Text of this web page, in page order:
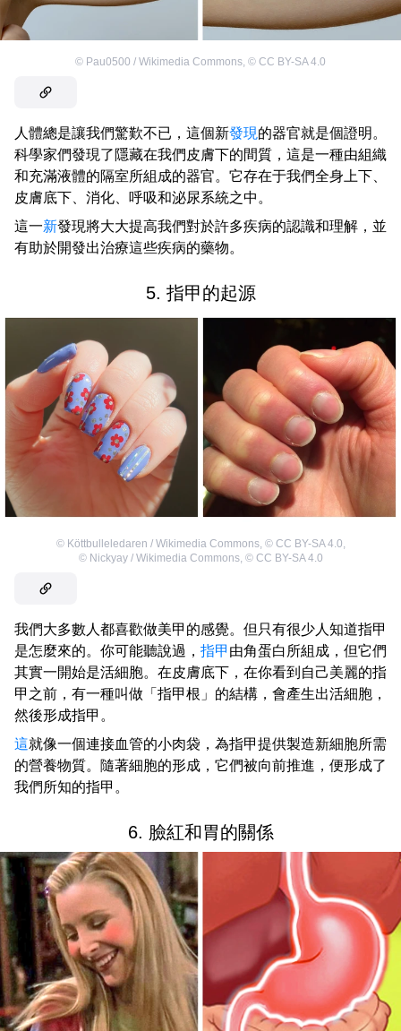
© Pau0500 / Wikimedia Commons, © CC BY-SA 4.0
人體總是讓我們驚歎不已，這個新發現的器官就是個證明。
科學家們發現了隱藏在我們皮膚下的間質，這是一種由組織
和充滿液體的隔室所組成的器官。它存在于我們全身上下、
皮膚底下、消化、呼吸和泌尿系統之中。
這一新發現將大大提高我們對於許多疾病的認識和理解，並
有助於開發出治療這些疾病的藥物。
5. 指甲的起源
© Köttbulleledaren / Wikimedia Commons, © CC BY-SA 4.0,
© Nickyay / Wikimedia Commons, © CC BY-SA 4.0
我們大多數人都喜歡做美甲的感覺。但只有很少人知道指甲
是怎麼來的。你可能聽說過， 指甲 由角蛋白所組成，但它們
其實一開始是活細胞。在皮膚底下，在你看到自己美麗的指
甲之前，有一種叫做「指甲根」的結構，會產生出活細胞，
然後形成指甲。
這就像一個連接血管的小肉袋，為指甲提供製造新細胞所需
的營養物質。隨著細胞的形成，它們被向前推進，便形成了
我們所知的指甲。
6. 臉紅和胃的關係